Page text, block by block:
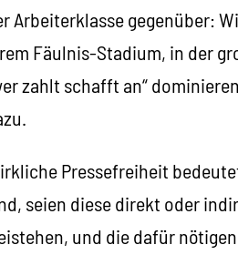
Arbeiterklasse gegenüber:
Fäulnis-Stadium, in der
zahlt schafft an“
Pressefreiheit
seien diese direkt oder
und die dafür